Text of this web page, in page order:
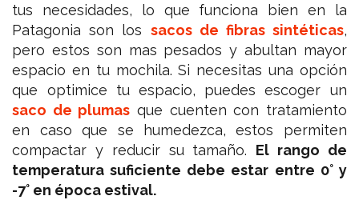
tus necesidades, lo que funciona bien en la
Patagonia son los sacos de fibras sintéticas,
pero estos son mas pesados y abultan mayor
espacio en tu mochila. Si necesitas una opción
que optimice tu espacio, puedes escoger un
saco de plumas que cuenten con tratamiento
en caso que se humedezca, estos permiten
compactar y reducir su tamaño. El rango de
temperatura suficiente debe estar entre 0° y
-7° en época estival.